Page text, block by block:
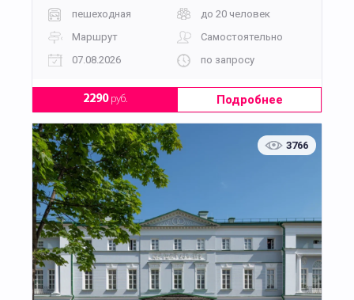
пешеходная
до 20 человек
Маршрут
Самостоятельно
07.08.2026
по запросу
2290руб. Подробнее
3766